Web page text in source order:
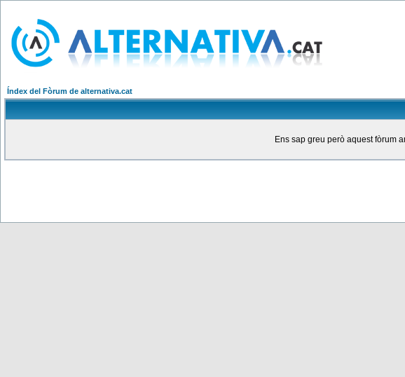
Índex del Fòrum de alternativa.cat
Ens sap greu però aquest fòrum